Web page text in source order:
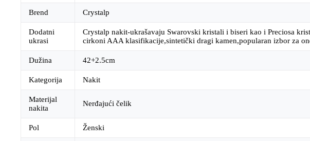
Brend Crystalp
Dodatni
ukrasi
Crystalp nakit-ukrašavaju Swarovski kristali i biseri kao i Preciosa
cirkoni AAA klasifikacije,sintetički dragi kamen,popularan izbor za
Dužina 42+2.5cm
Kategorija Nakit
Materijal
nakita
Nerđajući čelik
Pol Ženski